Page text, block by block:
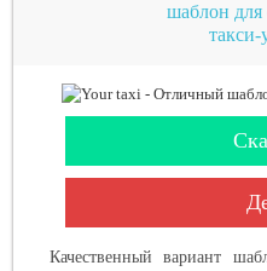
шаблон для
такси-
Качественный вариант